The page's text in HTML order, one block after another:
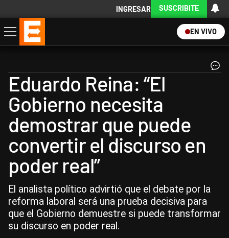
INGRESAR SUSCRIBITE
EN VIVO
Economía
Política
Internacional
Actualidad
Descargá la App
Eduardo Reina: “El
Gobierno necesita
demostrar que puede
convertir el discurso en
poder real”
El analista político advirtió que el debate por la
reforma laboral será una prueba decisiva para
que el Gobierno demuestre si puede transformar
su discurso en poder real.